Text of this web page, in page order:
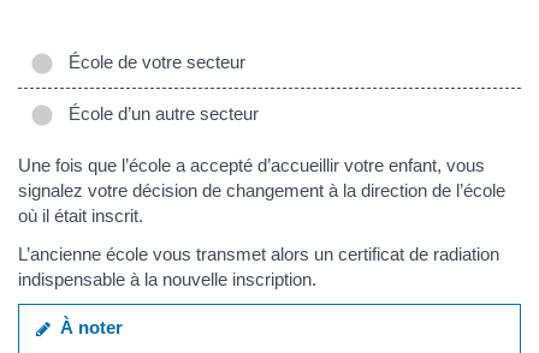
École de votre secteur
École d’un autre secteur
Une fois que l’école a accepté d’accueillir votre enfant, vous
signalez votre décision de changement à la direction de l’école
où il était inscrit.
L’ancienne école vous transmet alors un certificat de radiation
indispensable à la nouvelle inscription.
À noter